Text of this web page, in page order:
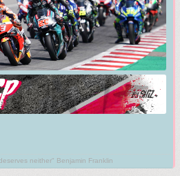
neither" Benjamin Franklin